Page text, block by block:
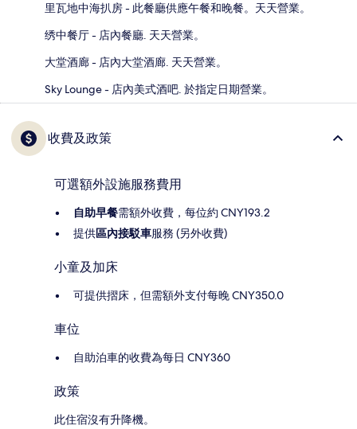
里瓦地中海扒房 - 此餐廳供應午餐和晚餐。天天營業。
绣中餐厅 - 店內餐廳. 天天營業。
大堂酒廊 - 店內大堂酒廊. 天天營業。
Sky Lounge - 店內美式酒吧. 於指定日期營業。
收費及政策
可選額外設施服務費用
自助早餐需額外收費，每位約 CNY193.2
提供區內接駁車服務 (另外收費)
小童及加床
可提供摺床，但需額外支付每晚 CNY350.0
車位
自助泊車的收費為每日 CNY360
政策
此住宿沒有升降機。